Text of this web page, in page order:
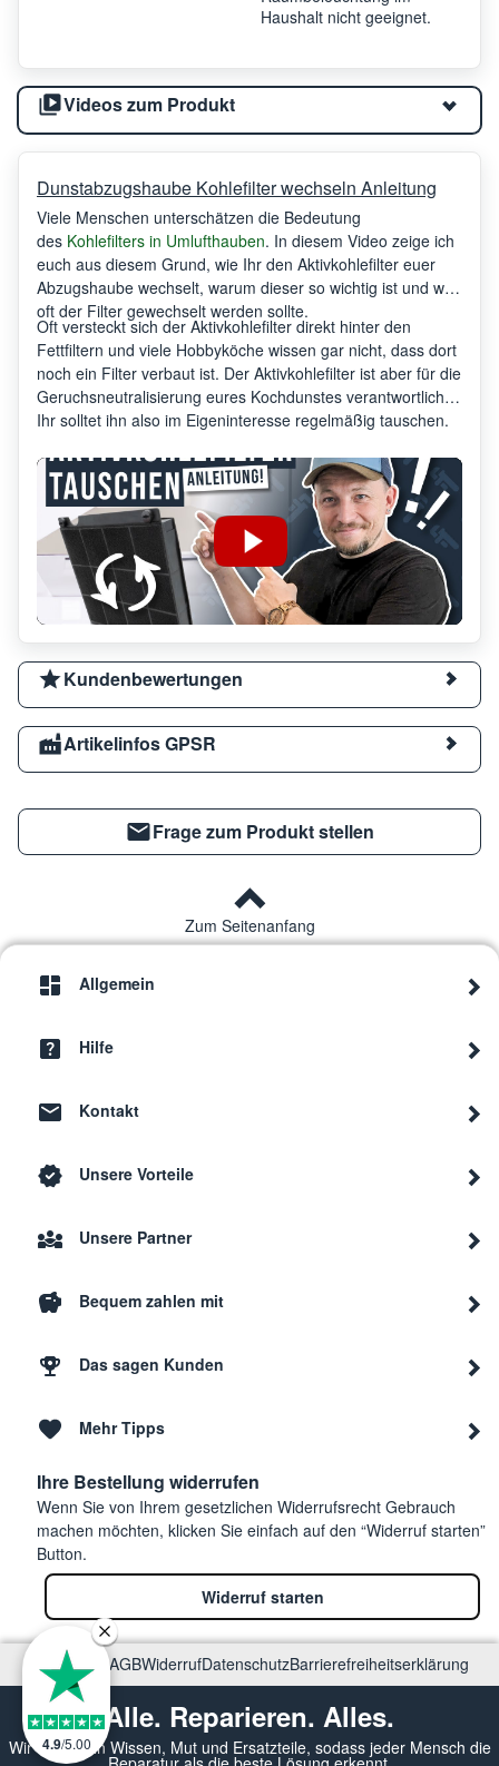
Haushalt nicht geeignet.
Videos zum Produkt
Dunstabzugshaube Kohlefilter wechseln Anleitung
Viele Menschen unterschätzen die Bedeutung
des Kohlefilters in Umlufthauben. In diesem Video zeige ich
euch aus diesem Grund, wie Ihr den Aktivkohlefilter euer
Abzugshaube wechselt, warum dieser so wichtig ist und wie
oft der Filter gewechselt werden sollte.
Oft versteckt sich der Aktivkohlefilter direkt hinter den
Fettfiltern und viele Hobbyköche wissen gar nicht, dass dort
noch ein Filter verbaut ist. Der Aktivkohlefilter ist aber für die
Geruchsneutralisierung eures Kochdunstes verantwortlich.
Ihr solltet ihn also im Eigeninteresse regelmäßig tauschen.
Kundenbewertungen
Artikelinfos GPSR
Frage zum Produkt stellen
Zum Seitenanfang
Allgemein
Hilfe
Kontakt
Unsere Vorteile
Unsere Partner
Bequem zahlen mit
Das sagen Kunden
Mehr Tipps
Ihre Bestellung widerrufen
Wenn Sie von Ihrem gesetzlichen Widerrufsrecht Gebrauch
machen möchten, klicken Sie einfach auf den “Widerruf starten”
Button.
Widerruf starten
ImpressumAGBWiderrufDatenschutzBarrierefreiheitserklärung
Alle. Reparieren. Alles.
Wir vermitteln Wissen, Mut und Ersatzteile, sodass jeder Mensch die
4.9/5.00